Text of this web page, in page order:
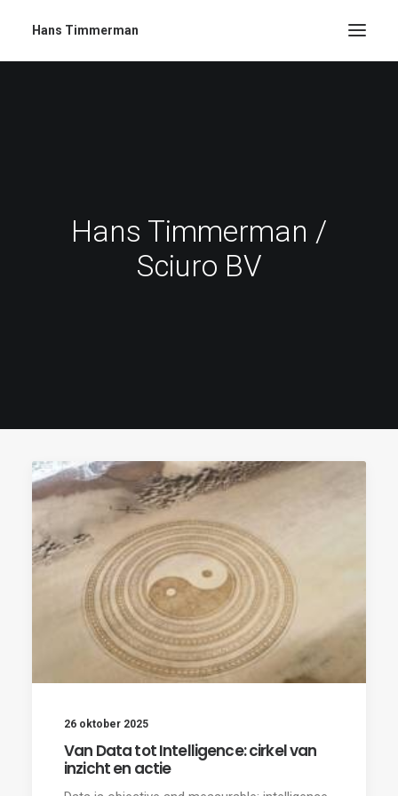
Hans Timmerman
Hans Timmerman /
Sciuro BV
26 oktober 2025
Van Data tot Intelligence: cirkel van
inzicht en actie